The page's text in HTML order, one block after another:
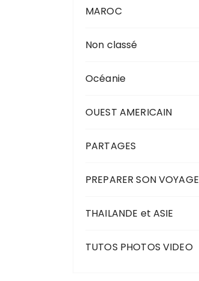
MAROC
Non classé
Océanie
OUEST AMERICAIN
PARTAGES
PREPARER SON VOYAGE
THAILANDE et ASIE
TUTOS PHOTOS VIDEO